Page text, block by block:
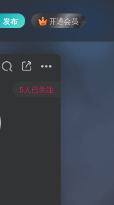
发布 开通会员
5人已关注